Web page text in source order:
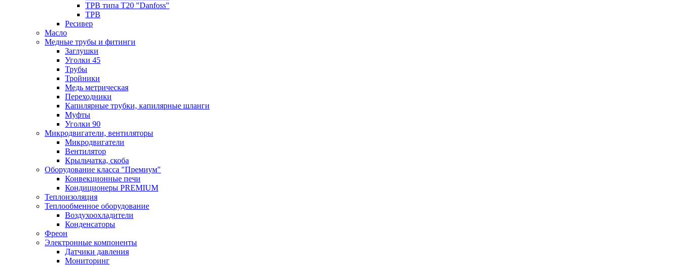
ТРВ типа Т20 "Danfoss"
ТРВ
Ресивер
Масло
Медные трубы и фитинги
Заглушки
Уголки 45
Трубы
Тройники
Медь метрическая
Переходники
Капилярные трубки, капилярные шланги
Муфты
Уголки 90
Микродвигатели, вентиляторы
Микродвигатели
Вентилятор
Крыльчатка, скоба
Оборудование класса "Премиум"
Конвекционные печи
Кондиционеры PREMIUM
Теплоизоляция
Теплообменное оборудование
Воздухоохладители
Конденсаторы
Фреон
Электронные компоненты
Датчики давления
Мониторинг